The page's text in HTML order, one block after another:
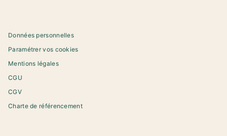
Données personnelles
Paramétrer vos cookies
Mentions légales
CGU
CGV
Charte de référencement